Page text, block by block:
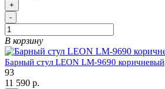
+
-
В корзину
Барный стул LEON LM-9690 коричневый
93
11 590 р.